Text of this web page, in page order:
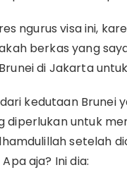
ngurus visa ini,
berkas yang
di Jakarta
kedutaan Brunei
diperlukan untuk
setelah
aja? Ini dia: